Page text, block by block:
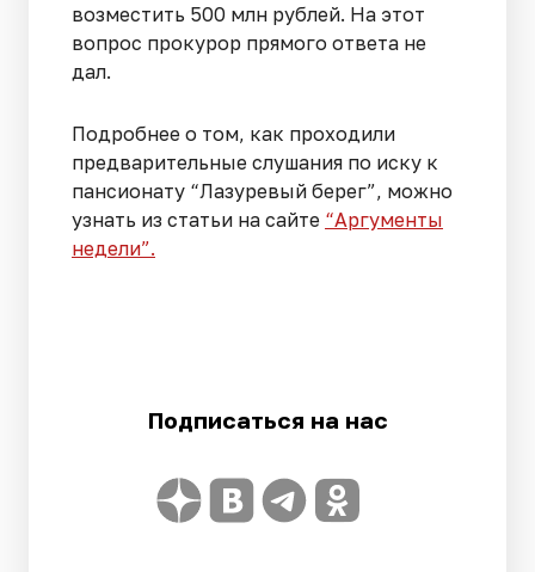
возместить 500 млн рублей. На этот
вопрос прокурор прямого ответа не
дал.
Подробнее о том, как проходили
предварительные слушания по иску к
пансионату “Лазуревый берег”, можно
узнать из статьи на сайте “Аргументы
недели”.
Подписаться на нас